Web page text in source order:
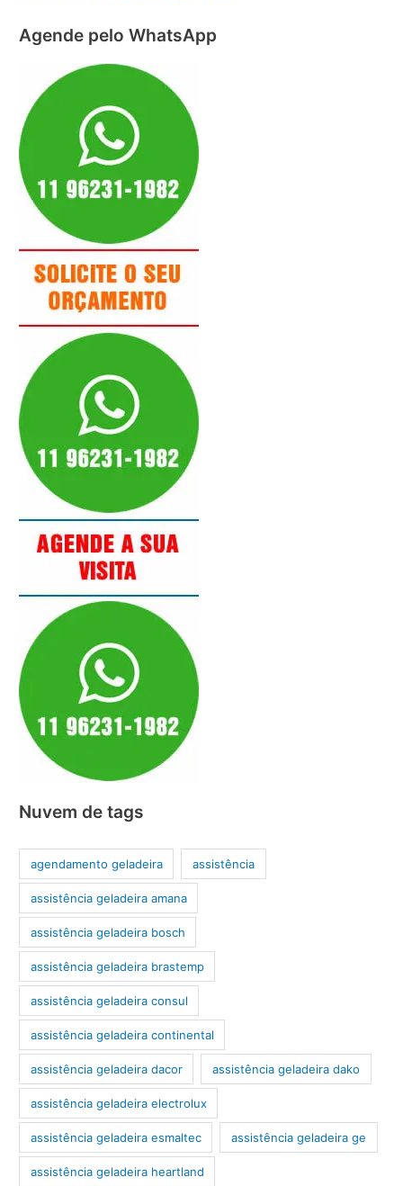
Agende pelo WhatsApp
Nuvem de tags
agendamento geladeira assistência
assistência geladeira amana
assistência geladeira bosch
assistência geladeira brastemp
assistência geladeira consul
assistência geladeira continental
assistência geladeira dacor assistência geladeira dako
assistência geladeira electrolux
assistência geladeira esmaltec assistência geladeira ge
assistência geladeira heartland